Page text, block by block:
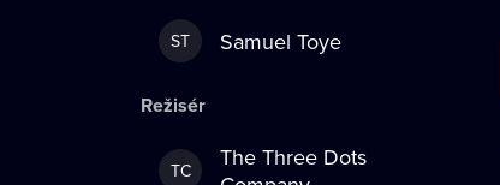
ST Samuel Toye
Režisér
TC
The Three Dots